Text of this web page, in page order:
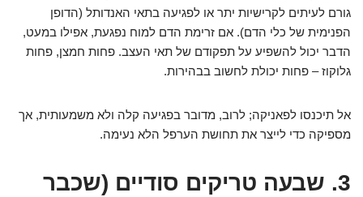
גורם לעיתים לקרישיות יתר או לפגיעה בתאי האנדותל (הדופן
הפנימית של כלי הדם). אם זרימת הדם למוח נפגעת, אפילו במעט,
הדבר יכול להשפיע על תפקודם של תאי העצב. פחות חמצן, פחות
גלוקוז – פחות יכולת לחשוב בבהירות.
אל תיכנסו לפאניקה; לרוב, מדובר בפגיעה קלה ולא משמעותית, אך
מספיקה כדי לייצר את תחושת הערפל הלא נעימה.
3. שבעה טריקים סודיים (שכבר